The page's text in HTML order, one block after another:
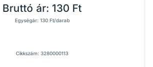
Bruttó ár: 130 Ft
Egységár: 130 Ft/darab
Cikkszám: 3280000113